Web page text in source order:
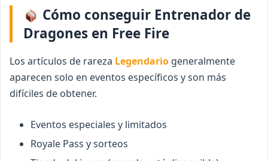
Cómo conseguir Entrenador de
Dragones en Free Fire
Los artículos de rareza Legendario generalmente
aparecen solo en eventos específicos y son más
difíciles de obtener.
Eventos especiales y limitados
Royale Pass y sorteos